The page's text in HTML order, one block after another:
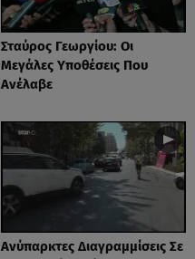
Σταύρος Γεωργίου: Οι
Μεγάλες Υποθέσεις Που
Ανέλαβε
Ανύπαρκτες Διαγραμμίσεις Σε